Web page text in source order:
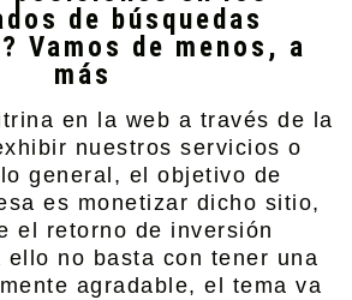
de búsquedas
Vamos de menos, a
más
en la web a través de la
nuestros servicios o
general, el objetivo de
es monetizar dicho sitio,
el retorno de inversión
ello no basta con tener una
agradable, el tema va